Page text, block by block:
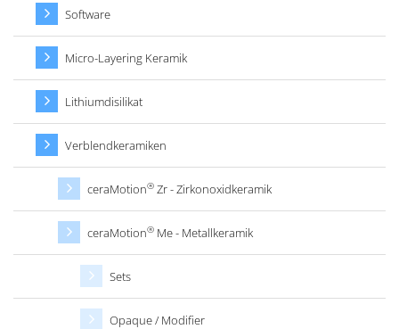
Software
Micro-Layering Keramik
Lithiumdisilikat
Verblendkeramiken
ceraMotion® Zr - Zirkonoxidkeramik
ceraMotion® Me - Metallkeramik
Sets
Opaque / Modifier